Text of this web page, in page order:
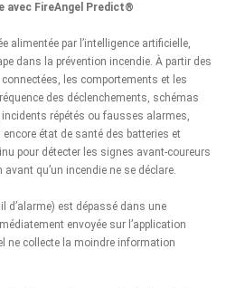
avec FireAngel Predict®
alimentée par l’intelligence artificielle,
dans la prévention incendie. À partir des
les comportements et les
des déclenchements, schémas
répétés ou fausses alarmes,
état de santé des batteries et
pour détecter les signes avant-coureurs
qu’un incendie ne se déclare.
d’alarme) est dépassé dans une
envoyée sur l’application
ne collecte la moindre information